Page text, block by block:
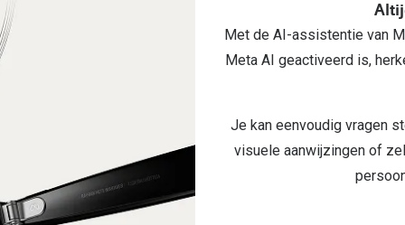
Met de AI-assistentie van
Meta AI geactiveerd is,
Je kan eenvoudig vragen
visuele aanwijzingen of